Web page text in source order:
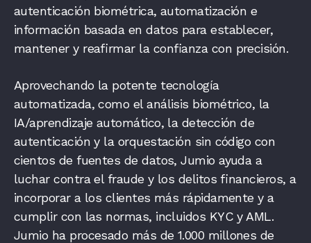
autenticación biométrica, automatización e
información basada en datos para establecer,
mantener y reafirmar la confianza con precisión.
Aprovechando la potente tecnología
automatizada, como el análisis biométrico, la
IA/aprendizaje automático, la detección de
autenticación y la orquestación sin código con
cientos de fuentes de datos, Jumio ayuda a
luchar contra el fraude y los delitos financieros, a
incorporar a los clientes más rápidamente y a
cumplir con las normas, incluidos KYC y AML.
Jumio ha procesado más de 1.000 millones de